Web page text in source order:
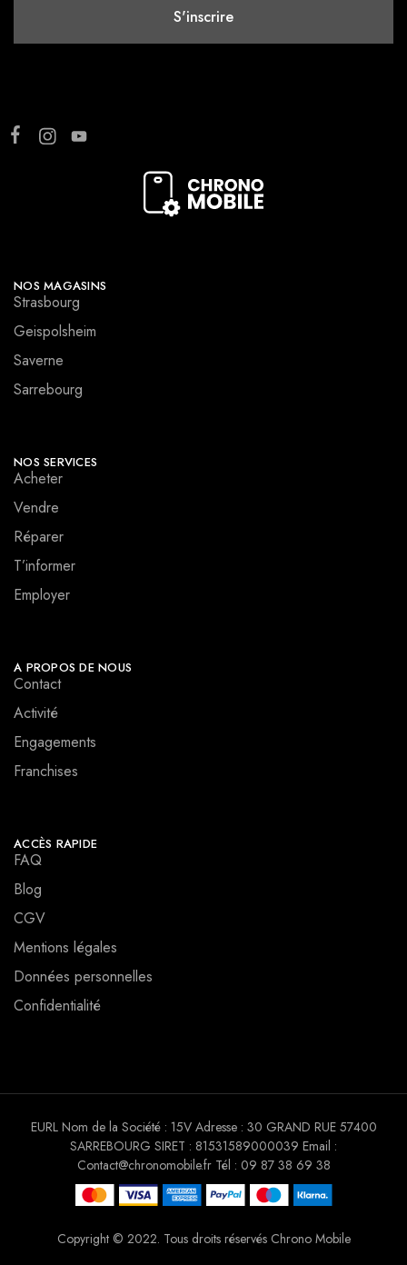
NOS MAGASINS
Strasbourg
Geispolsheim
Saverne
Sarrebourg
NOS SERVICES
Acheter
Vendre
Réparer
T’informer
Employer
A PROPOS DE NOUS
Contact
Activité
Engagements
Franchises
ACCÈS RAPIDE
FAQ
Blog
CGV
Mentions légales
Données personnelles
Confidentialité
Copyright © 2022. Tous droits réservés Chrono Mobile
EURL Nom de la Société : 15V Adresse : 30 GRAND RUE 57400
SARREBOURG SIRET : 81531589000039 Email :
Contact@chronomobile.fr Tél : 09 87 38 69 38